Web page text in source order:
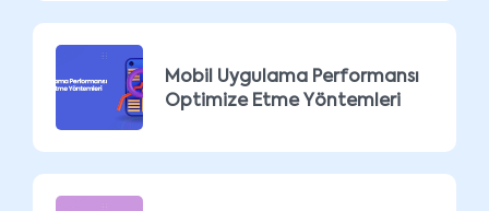
Mobil Uygulama Performansı
Optimize Etme Yöntemleri